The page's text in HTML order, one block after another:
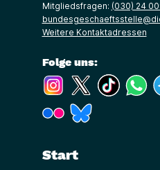
Mitgliedsfragen: (030) 24
Weitere Kontaktadressen
Folge uns:
(Link öffnet ein neues
(Link öffnet
(Link
(Link öffnet ein neues
Start